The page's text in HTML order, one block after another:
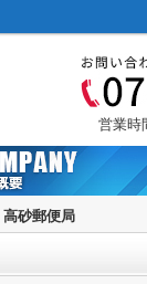
営業時
高砂郵便局